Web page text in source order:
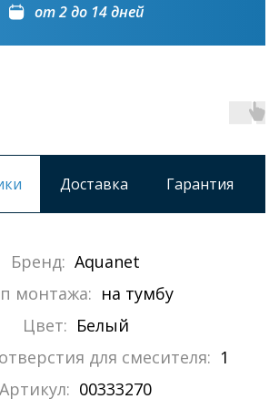
от 2 до 14 дней
Доставка Гарантия
Бренд: Aquanet
монтажа: на тумбу
Цвет: Белый
для смесителя: 1
Артикул: 00333270